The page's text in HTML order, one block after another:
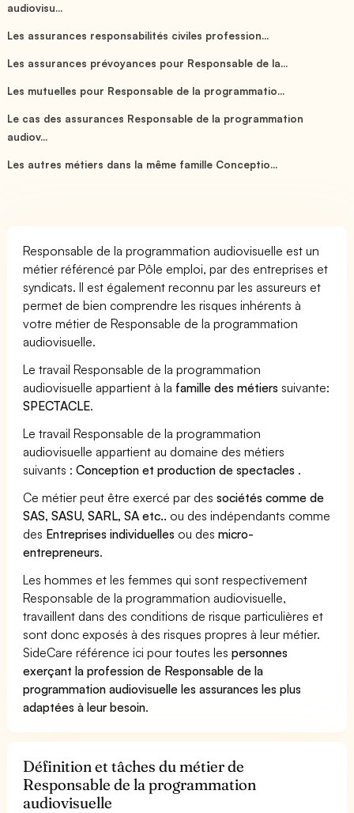
audiovisu...
Les assurances responsabilités civiles profession...
Les assurances prévoyances pour Responsable de la...
Les mutuelles pour Responsable de la programmatio...
Le cas des assurances Responsable de la programmation
audiov...
Les autres métiers dans la même famille Conceptio...
Responsable de la programmation audiovisuelle est un
métier référencé par Pôle emploi, par des entreprises et
syndicats. Il est également reconnu par les assureurs et
permet de bien comprendre les risques inhérents à
votre métier de Responsable de la programmation
audiovisuelle.
Le travail Responsable de la programmation
audiovisuelle appartient à la famille des métiers suivante:
SPECTACLE.
Le travail Responsable de la programmation
audiovisuelle appartient au domaine des métiers
suivants :Conception et production de spectacles .
Ce métier peut être exercé par dessociétés comme de
SAS, SASU, SARL, SA etc.. ou des indépendants comme
des Entreprises individuelles ou desmicro-
entrepreneurs.
Les hommes et les femmes qui sont respectivement
Responsable de la programmation audiovisuelle,
travaillent dans des conditions de risque particulières et
sont donc exposés à des risques propres à leur métier.
SideCare référence ici pour toutes lespersonnes
exerçant la profession de Responsable de la
programmation audiovisuelle les assurances les plus
adaptées à leur besoin.
Définition et tâches du métier de
Responsable de la programmation
audiovisuelle